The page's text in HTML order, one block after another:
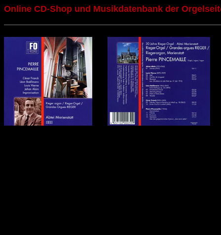
Online CD-Shop und Musikdatenbank der